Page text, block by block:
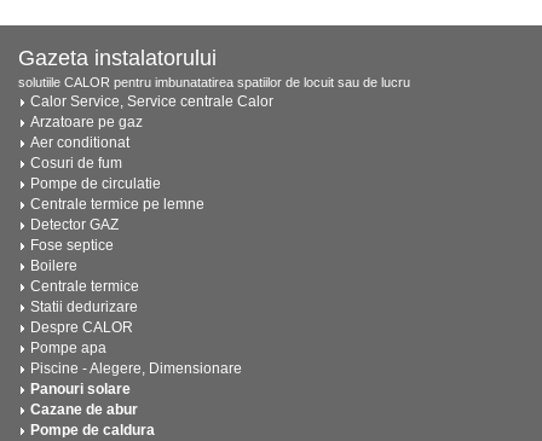
Gazeta instalatorului
solutiile CALOR pentru imbunatatirea spatiilor de locuit sau de lucru
Calor Service, Service centrale Calor
Arzatoare pe gaz
Aer conditionat
Cosuri de fum
Pompe de circulatie
Centrale termice pe lemne
Detector GAZ
Fose septice
Boilere
Centrale termice
Statii dedurizare
Despre CALOR
Pompe apa
Piscine - Alegere, Dimensionare
Panouri solare
Cazane de abur
Pompe de caldura